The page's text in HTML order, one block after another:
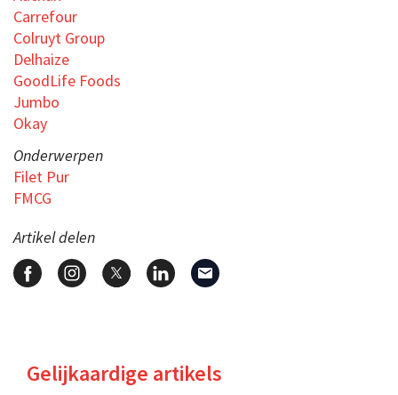
Carrefour
Colruyt Group
Delhaize
GoodLife Foods
Jumbo
Okay
Onderwerpen
Filet Pur
FMCG
Artikel delen
Gelijkaardige artikels